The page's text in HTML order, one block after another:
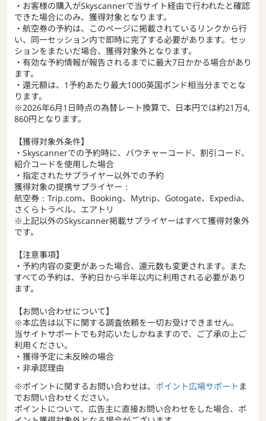
・お客様の購入がSkyscannerで当サイト経由で行われたと確認
できた場合にのみ、獲得対象となります。
・航空券の予約は、このページに掲載されているリンクから行
い、同一セッション内で即時に完了する必要があります。セッ
ションをまたいだ場合、獲得対象外となります。
・有効な予約情報が報告されるまでに最大7日かかる場合があり
ます。
・還元額は、1予約あたり最大1000英国ポンド相当分までとな
ります。
※2026年6月1日時点の為替レート換算で、日本円では約21万4,
860円となります。
【獲得対象外条件】
・Skyscannerでの予約時に、バウチャーコード、割引コード、
紹介コードを使用した場合
・指定されたサプライヤー以外での予約
獲得対象の提携サプライヤー：
航空券：Trip.com、Booking、Mytrip、Gotogate、Expedia、
さくらトラベル、エアトリ
※上記以外のSkyscanner掲載サプライヤーはすべて獲得対象外
です。
【注意事項】
・予約内容の変更があった場合、還元数も変更されます。また
すべての予約は、予約日から半年以内に利用される必要があり
ます。
【お問い合わせについて】
※本広告は以下に関する調査依頼を一切お受けできません。
当サイトサポートでも対応いたしかねますので、ご了承の上ご
利用ください。
・獲得予定に未反映の場合
・非承認理由
※ポイントに関するお問い合わせは、 ポイント広場サポート ま
でお問い合わせください。
ポイントについて、広告主に直接お問い合わせをした場合、ポ